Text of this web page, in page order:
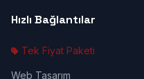
Hızlı Bağlantılar
Tek Fiyat Paketi
Web Tasarım